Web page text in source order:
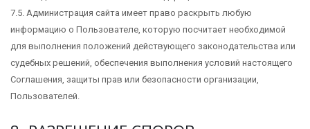
7.5. Администрация сайта имеет право раскрыть любую
информацию о Пользователе, которую посчитает необходимой
для выполнения положений действующего законодательства или
судебных решений, обеспечения выполнения условий настоящего
Соглашения, защиты прав или безопасности организации,
Пользователей.